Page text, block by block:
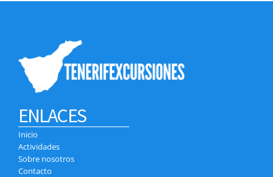
ENLACES
Inicio
Actividades
Sobre nosotros
Contacto